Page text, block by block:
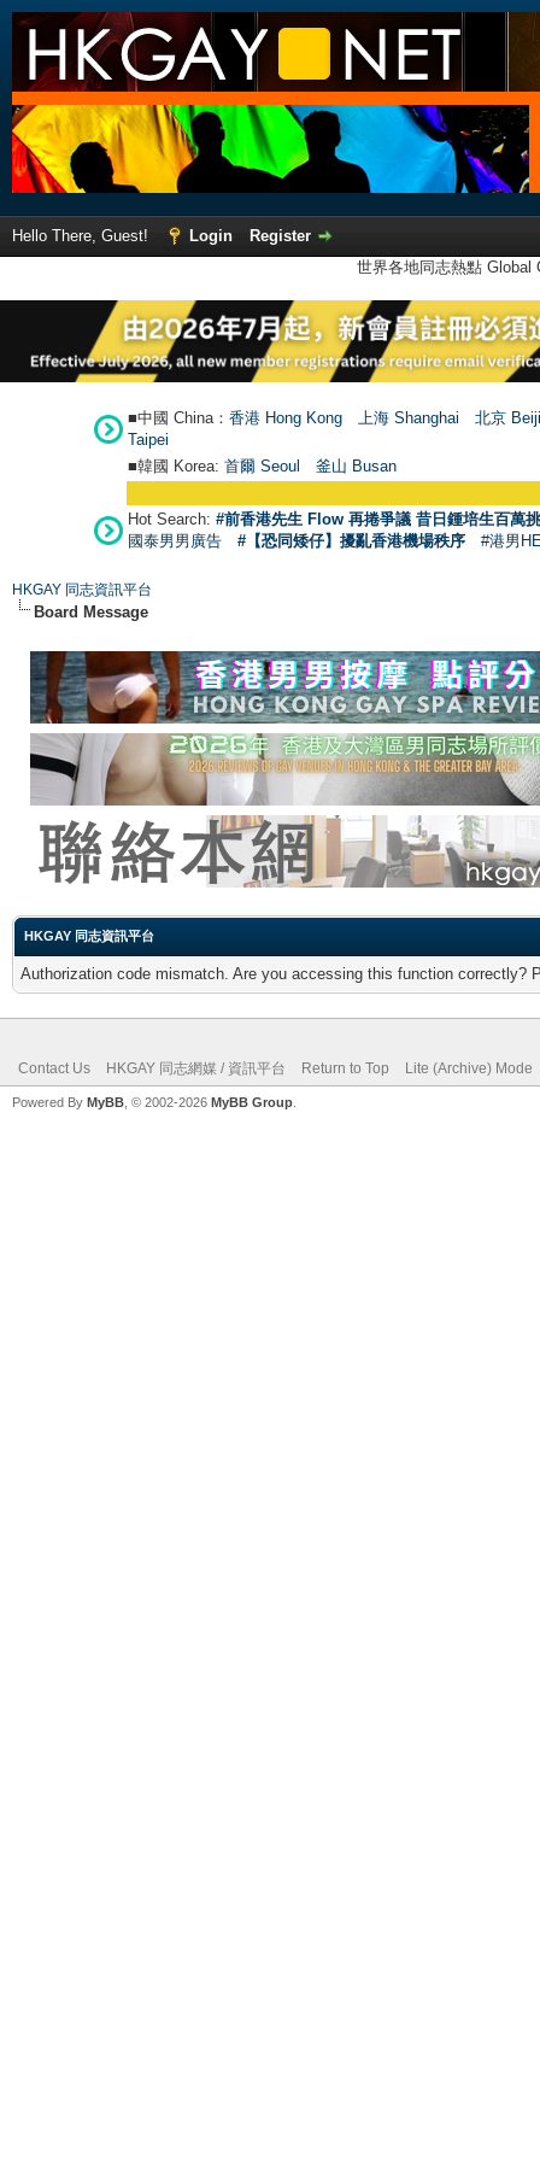
Hello There, Guest! Login
Register
世界各地同志熱點
■中國 China： 香港 Hong Kong 上海 Shanghai
北京
Taipei
■韓國 Korea: 首爾 Seoul 釜山 Busan
Hot Search: #前香港先生 Flow 再捲爭議 昔日鍾培生百萬
國泰男男廣告
#【恐同矮仔】擾亂香港機場秩序 #港男
HKGAY 同志資訊平台
Board Message
HKGAY 同志資訊平台
Authorization code mismatch. Are you accessing this function correctly?
Contact Us HKGAY 同志網媒 / 資訊平台 Return to Top Lite (Archive) Mode
Powered By MyBB , © 2002-2026 MyBB Group